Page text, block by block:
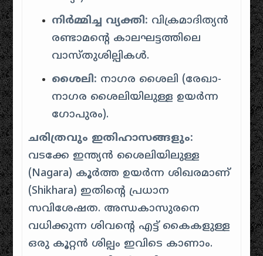
നിർമ്മിച്ച വ്യക്തി: വിക്രമാദിത്യൻ
രണ്ടാമന്റെ കാലഘട്ടത്തിലെ
വാസ്തുശില്പികൾ.
ശൈലി: നാഗര ശൈലി (രേഖാ-
നാഗര ശൈലിയിലുള്ള ഉയർന്ന
ഗോപുരം).
ചരിത്രവും ഇതിഹാസങ്ങളും:
വടക്കേ ഇന്ത്യൻ ശൈലിയിലുള്ള
(Nagara) കൂർത്ത ഉയർന്ന ശിഖരമാണ്
(Shikhara) ഇതിന്റെ പ്രധാന
സവിശേഷത. അന്ധകാസുരനെ
വധിക്കുന്ന ശിവന്റെ എട്ട് കൈകളുള്ള
ഒരു കൂറ്റൻ ശില്പം ഇവിടെ കാണാം.